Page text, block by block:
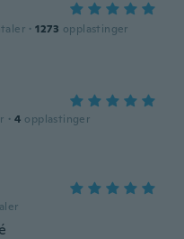
· 1273 opplastinger
· 4 opplastinger